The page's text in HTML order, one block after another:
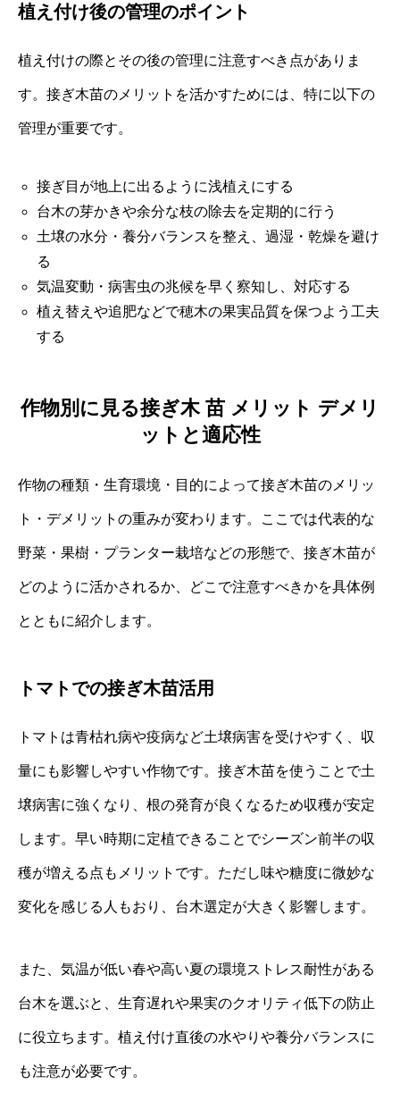
植え付け後の管理のポイント
植え付けの際とその後の管理に注意すべき点がありま
す。接ぎ木苗のメリットを活かすためには、特に以下の
管理が重要です。
接ぎ目が地上に出るように浅植えにする
台木の芽かきや余分な枝の除去を定期的に行う
土壌の水分・養分バランスを整え、過湿・乾燥を避け
る
気温変動・病害虫の兆候を早く察知し、対応する
植え替えや追肥などで穂木の果実品質を保つよう工夫
する
作物別に見る接ぎ木 苗 メリット デメリ
ットと適応性
作物の種類・生育環境・目的によって接ぎ木苗のメリッ
ト・デメリットの重みが変わります。ここでは代表的な
野菜・果樹・プランター栽培などの形態で、接ぎ木苗が
どのように活かされるか、どこで注意すべきかを具体例
とともに紹介します。
トマトでの接ぎ木苗活用
トマトは青枯れ病や疫病など土壌病害を受けやすく、収
量にも影響しやすい作物です。接ぎ木苗を使うことで土
壌病害に強くなり、根の発育が良くなるため収穫が安定
します。早い時期に定植できることでシーズン前半の収
穫が増える点もメリットです。ただし味や糖度に微妙な
変化を感じる人もおり、台木選定が大きく影響します。
また、気温が低い春や高い夏の環境ストレス耐性がある
台木を選ぶと、生育遅れや果実のクオリティ低下の防止
に役立ちます。植え付け直後の水やりや養分バランスに
も注意が必要です。